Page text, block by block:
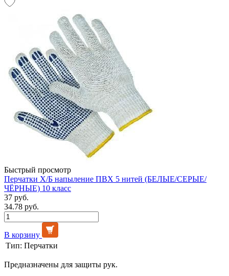
Быстрый просмотр
Перчатки Х/Б напыление ПВХ 5 нитей (БЕЛЫЕ/СЕРЫЕ/
ЧЁРНЫЕ) 10 класс
37 руб.
34.78 руб.
В корзину
Тип: Перчатки
Предназначены для защиты рук.